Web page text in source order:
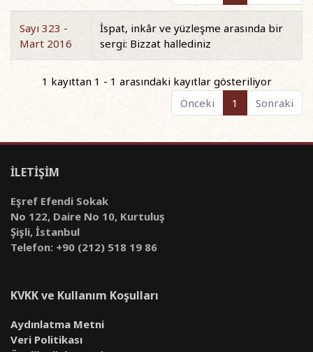
Sayı 323 -
Mart 2016
İspat, inkâr ve yüzleşme arasında bir
sergi: Bizzat hallediniz
1 kayıttan 1 - 1 arasındaki kayıtlar gösteriliyor
Önceki
1 Sonraki
İLETİŞİM
Eşref Efendi Sokak
No 122, Daire No 10, Kurtuluş
Şişli, İstanbul
Telefon: +90 (212) 518 19 86
KVKK ve Kullanım Koşulları
Aydınlatma Metni
Veri Politikası